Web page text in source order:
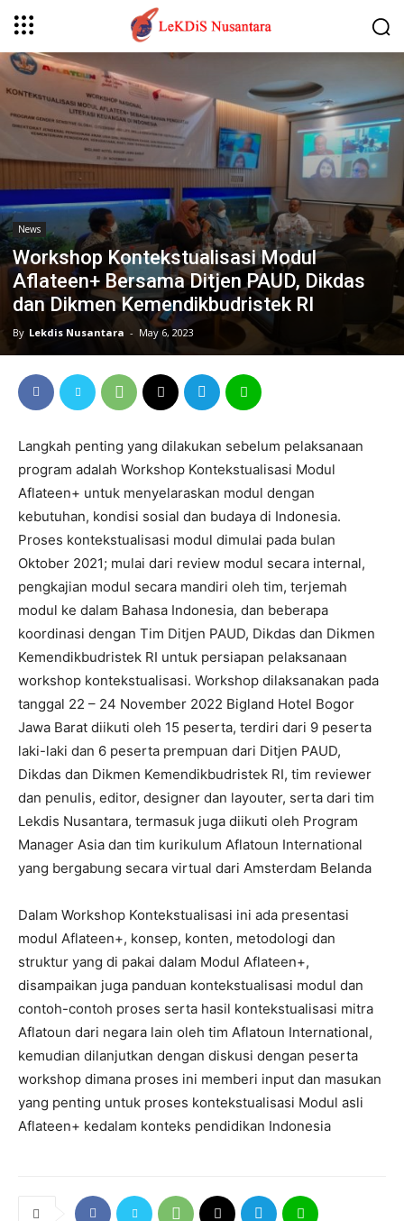
News
Workshop Kontekstualisasi Modul
Aflateen+ Bersama Ditjen PAUD, Dikdas
dan Dikmen Kemendikbudristek RI
By Lekdis Nusantara - May 6, 2023
Langkah penting yang dilakukan sebelum pelaksanaan
program adalah Workshop Kontekstualisasi Modul
Aflateen+ untuk menyelaraskan modul dengan
kebutuhan, kondisi sosial dan budaya di Indonesia.
Proses kontekstualisasi modul dimulai pada bulan
Oktober 2021; mulai dari review modul secara internal,
pengkajian modul secara mandiri oleh tim, terjemah
modul ke dalam Bahasa Indonesia, dan beberapa
koordinasi dengan Tim Ditjen PAUD, Dikdas dan Dikmen
Kemendikbudristek RI untuk persiapan pelaksanaan
workshop kontekstualisasi. Workshop dilaksanakan pada
tanggal 22 – 24 November 2022 Bigland Hotel Bogor
Jawa Barat diikuti oleh 15 peserta, terdiri dari 9 peserta
laki-laki dan 6 peserta prempuan dari Ditjen PAUD,
Dikdas dan Dikmen Kemendikbudristek RI, tim reviewer
dan penulis, editor, designer dan layouter, serta dari tim
Lekdis Nusantara, termasuk juga diikuti oleh Program
Manager Asia dan tim kurikulum Aflatoun International
yang bergabung secara virtual dari Amsterdam Belanda
Dalam Workshop Kontekstualisasi ini ada presentasi
modul Aflateen+, konsep, konten, metodologi dan
struktur yang di pakai dalam Modul Aflateen+,
disampaikan juga panduan kontekstualisasi modul dan
contoh-contoh proses serta hasil kontekstualisasi mitra
Aflatoun dari negara lain oleh tim Aflatoun International,
kemudian dilanjutkan dengan diskusi dengan peserta
workshop dimana proses ini memberi input dan masukan
yang penting untuk proses kontekstualisasi Modul asli
Aflateen+ kedalam konteks pendidikan Indonesia